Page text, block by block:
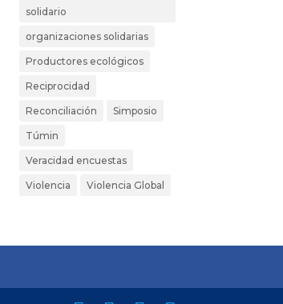
solidario
organizaciones solidarias
Productores ecológicos
Reciprocidad
Reconciliación Simposio
Túmin
Veracidad encuestas
Violencia Violencia Global